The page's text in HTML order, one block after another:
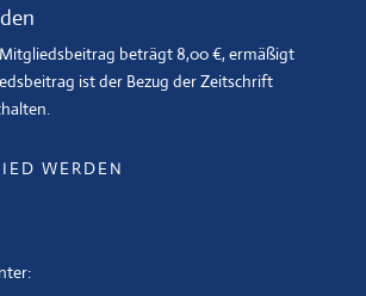
beträgt 8,00 €, ermäßigt
ist der Bezug der Zeitschrift
WERDEN